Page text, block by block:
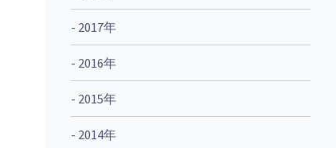
- 2017年
- 2016年
- 2015年
- 2014年